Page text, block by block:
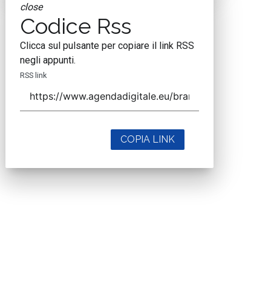
close
Codice Rss
Clicca sul pulsante per copiare il link RSS
negli appunti.
RSS link
COPIA LINK